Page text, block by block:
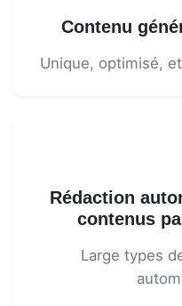
Contenu
Unique, optimisé,
Rédaction
contenus
Large types